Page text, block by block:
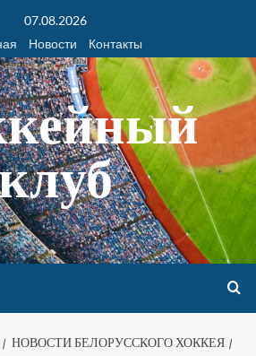
07.08.2026
Новости Контакты
НОВОСТИ БЕЛОРУССКОГО ХОККЕЯ